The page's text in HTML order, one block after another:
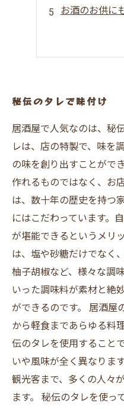
お酒のお供に
秘伝のタレで味付け
居酒屋で人気なのは、秘
レは、店の特製で、味を
の味を創り出すことがで
作れるものではなく、お
は、数十年の歴史を持つ
にはこだわっています。
が堪能できるというメリ
は、塩や砂糖だけでなく
柚子胡椒など、様々な調
いった調味料が素材と絶
ができるのです。 居酒屋
から軽食まであらゆる料
伝のタレを使用すること
いや風味が全く異なりま
観光客まで、多くの人々
ます。 秘伝のタレを使っ